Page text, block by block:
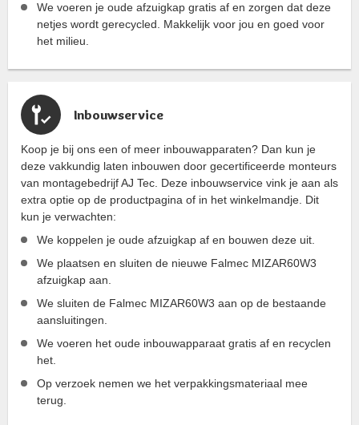
We voeren je oude afzuigkap gratis af en zorgen dat deze
netjes wordt gerecycled. Makkelijk voor jou en goed voor
het milieu.
Inbouwservice
Koop je bij ons een of meer inbouwapparaten? Dan kun je
deze vakkundig laten inbouwen door gecertificeerde monteurs
van montagebedrijf AJ Tec. Deze inbouwservice vink je aan als
extra optie op de productpagina of in het winkelmandje. Dit
kun je verwachten:
We koppelen je oude afzuigkap af en bouwen deze uit.
We plaatsen en sluiten de nieuwe Falmec MIZAR60W3
afzuigkap aan.
We sluiten de Falmec MIZAR60W3 aan op de bestaande
aansluitingen.
We voeren het oude inbouwapparaat gratis af en recyclen
het.
Op verzoek nemen we het verpakkingsmateriaal mee
terug.